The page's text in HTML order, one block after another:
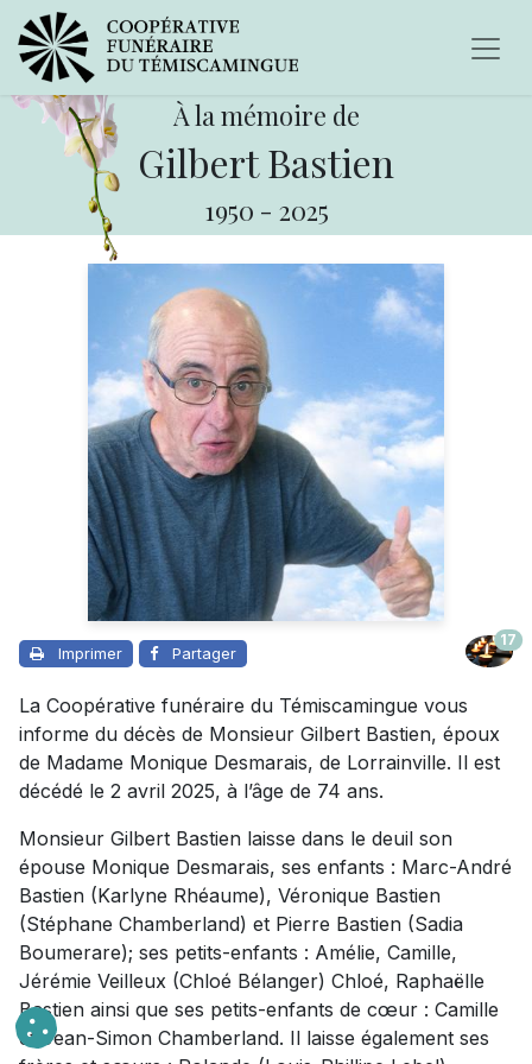
À la mémoire de
Gilbert Bastien
1950 - 2025
Imprimer Partager
17
La Coopérative funéraire du Témiscamingue vous
informe du décès de Monsieur Gilbert Bastien, époux
de Madame Monique Desmarais, de Lorrainville. Il est
décédé le 2 avril 2025, à l’âge de 74 ans.
Monsieur Gilbert Bastien laisse dans le deuil son
épouse Monique Desmarais, ses enfants : Marc-André
Bastien (Karlyne Rhéaume), Véronique Bastien
(Stéphane Chamberland) et Pierre Bastien (Sadia
Boumerare); ses petits-enfants : Amélie, Camille,
Jérémie Veilleux (Chloé Bélanger) Chloé, Raphaëlle
Bastien ainsi que ses petits-enfants de cœur : Camille
et Jean-Simon Chamberland. Il laisse également ses